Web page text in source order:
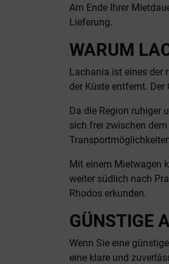
Am Ende Ihrer
Lieferung.
WARUM
Lachania ist eines der
der Küste entfernt.
Da die Region ruhiger
sich frei zwischen
Mit einem Mietwagen
weiter südlich nach
Rhodos erkunden.
GÜNSTIGE
Wenn Sie eine
eine klare und